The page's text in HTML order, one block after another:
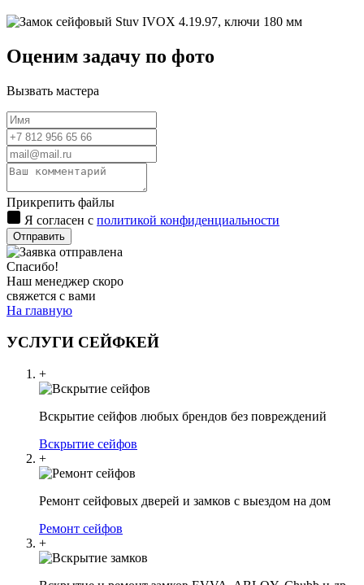
Оценим задачу по фото
Вызвать мастера
Прикрепить файлы
Я согласен с политикой конфиденциальности
Отправить
Спасибо!
Наш менеджер скоро
свяжется с вами
На главную
УСЛУГИ СЕЙФКЕЙ
+
Вскрытие сейфов любых брендов без повреждений
Вскрытие сейфов
+
Ремонт сейфовых дверей и замков с выездом на дом
Ремонт сейфов
+